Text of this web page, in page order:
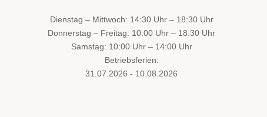
Dienstag – Mittwoch: 14:30 Uhr – 18:30 Uhr
Donnerstag – Freitag: 10:00 Uhr – 18:30 Uhr
Samstag: 10:00 Uhr – 14:00 Uhr
Betriebsferien:
31.07.2026 - 10.08.2026